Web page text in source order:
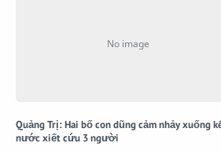
Quảng Trị: Hai bố con dũng cảm nhảy xuống
nước xiết cứu 3 người